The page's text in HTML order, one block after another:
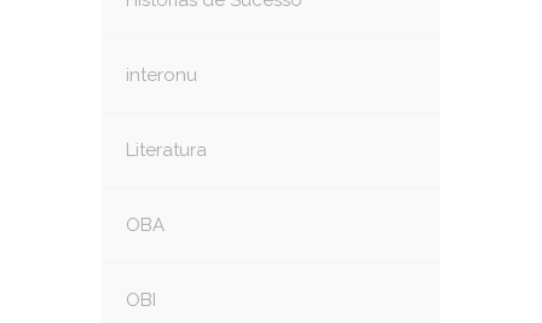
interonu
Literatura
OBA
OBI